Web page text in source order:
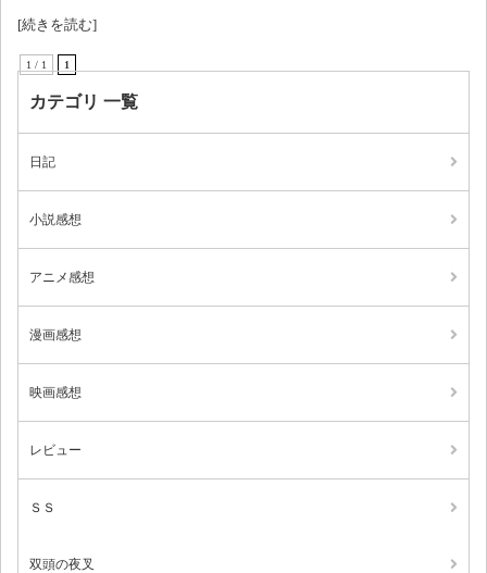
[続きを読む]
1 / 1 1
カテゴリ 一覧
日記
小説感想
アニメ感想
漫画感想
映画感想
レビュー
ＳＳ
双頭の夜叉